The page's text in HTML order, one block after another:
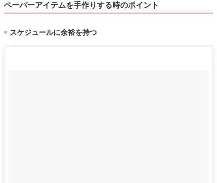
ペーパーアイテムを手作りする時のポイント
■ スケジュールに余裕を持つ